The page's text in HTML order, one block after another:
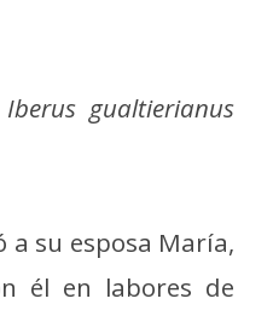
Iberus gualtierianus
a su esposa María,
él en labores de